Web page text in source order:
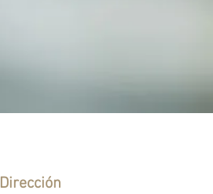
Dirección